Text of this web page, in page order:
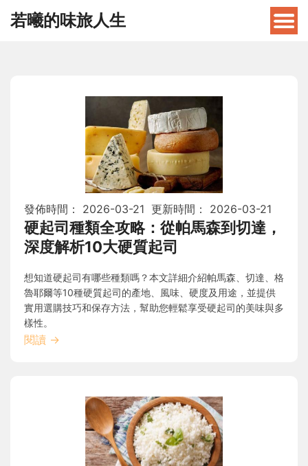
若曦的味旅人生
發佈時間： 2026-03-21 更新時間： 2026-03-21
硬起司種類全攻略：從帕馬森到切達，
深度解析10大硬質起司
想知道硬起司有哪些種類嗎？本文詳細介紹帕馬森、切達、格
魯耶爾等10種硬質起司的產地、風味、硬度及用途，並提供
實用選購技巧和保存方法，幫助您輕鬆享受硬起司的美味與多
樣性。
閱讀 →